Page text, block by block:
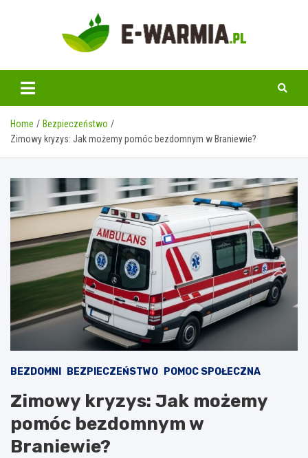
www.e-warmia.pl
Home
Bezpieczeństwo
Zimowy kryzys: Jak możemy pomóc bezdomnym w Braniewie?
BEZDOMNI BEZPIECZEŃSTWO POMOC SPOŁECZNA
Zimowy kryzys: Jak możemy
pomóc bezdomnym w
Braniewie?